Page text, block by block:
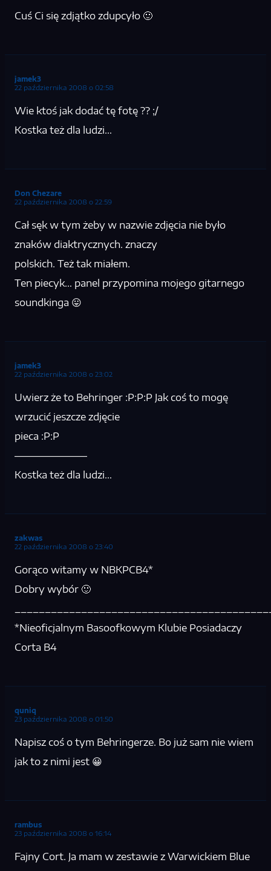
Cuś Ci się zdjątko zdupcyło 🙂
jamek3
22 października 2008 o 02:58
Wie ktoś jak dodać tę fotę ?? ;/
Kostka też dla ludzi…
Don Chezare
22 października 2008 o 22:59
Cał sęk w tym żeby w nazwie zdjęcia nie było
znaków diaktrycznych. znaczy
polskich. Też tak miałem.
Ten piecyk… panel przypomina mojego gitarnego
soundkinga 😛
jamek3
22 października 2008 o 23:02
Uwierz że to Behringer :P:P:P Jak coś to mogę
wrzucić jeszcze zdjęcie
pieca :P:P
———————–
Kostka też dla ludzi…
zakwas
22 października 2008 o 23:40
Gorąco witamy w NBKPCB4*
Dobry wybór 🙂
*Nieoficjalnym Basoofkowym Klubie Posiadaczy
Corta B4
quniq
23 października 2008 o 01:50
Napisz coś o tym Behringerze. Bo już sam nie wiem
jak to z nimi jest 😀
rambus
23 października 2008 o 16:14
Fajny Cort. Ja mam w zestawie z Warwickiem Blue